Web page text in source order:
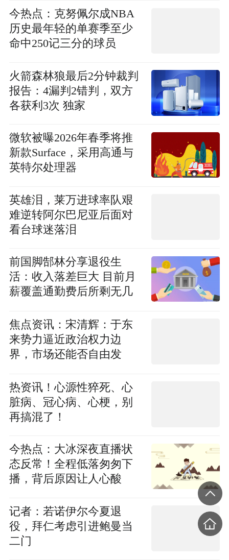
今热点：克努佩尔成NBA
历史最年轻的单赛季至少
命中250记三分的球员
火箭森林狼最后2分钟裁判
报告：4漏判2错判，双方
各获利3次 独家
微软被曝2026年春季将推
新款Surface，采用高通与
英特尔处理器
英雄泪，莱万进球率队艰
难逆转阿尔巴尼亚后面对
看台球迷落泪
前国脚郜林分享退役生
活：收入落差巨大 目前月
薪覆盖通勤费后所剩无几
焦点资讯：宋清辉：于东
来势力逼近政治权力边
界，市场还能否自由发
热资讯！心源性猝死、心
脏病、冠心病、心梗，别
再搞混了！
今热点：大冰深夜直播状
态反常！全程低落匆匆下
播，背后原因让人心酸
记者：若诺伊尔今夏退
役，拜仁考虑引进鲍曼当
二门